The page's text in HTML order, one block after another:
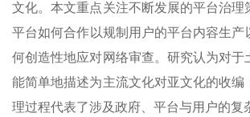
文化。本文重点关注不断发展的平台治理
平台如何合作 以规制 用户的平台内容生产
何创造性地应对网络审查。 研究认为对于
能简单地描述为主流文化对亚文化的收编
理过程代表了涉及政府 平台与用户的复